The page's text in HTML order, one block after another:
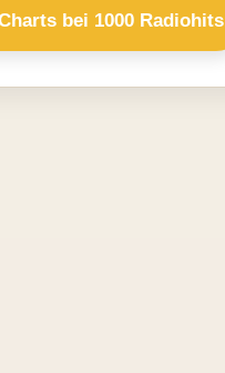
bei 1000 Radiohits